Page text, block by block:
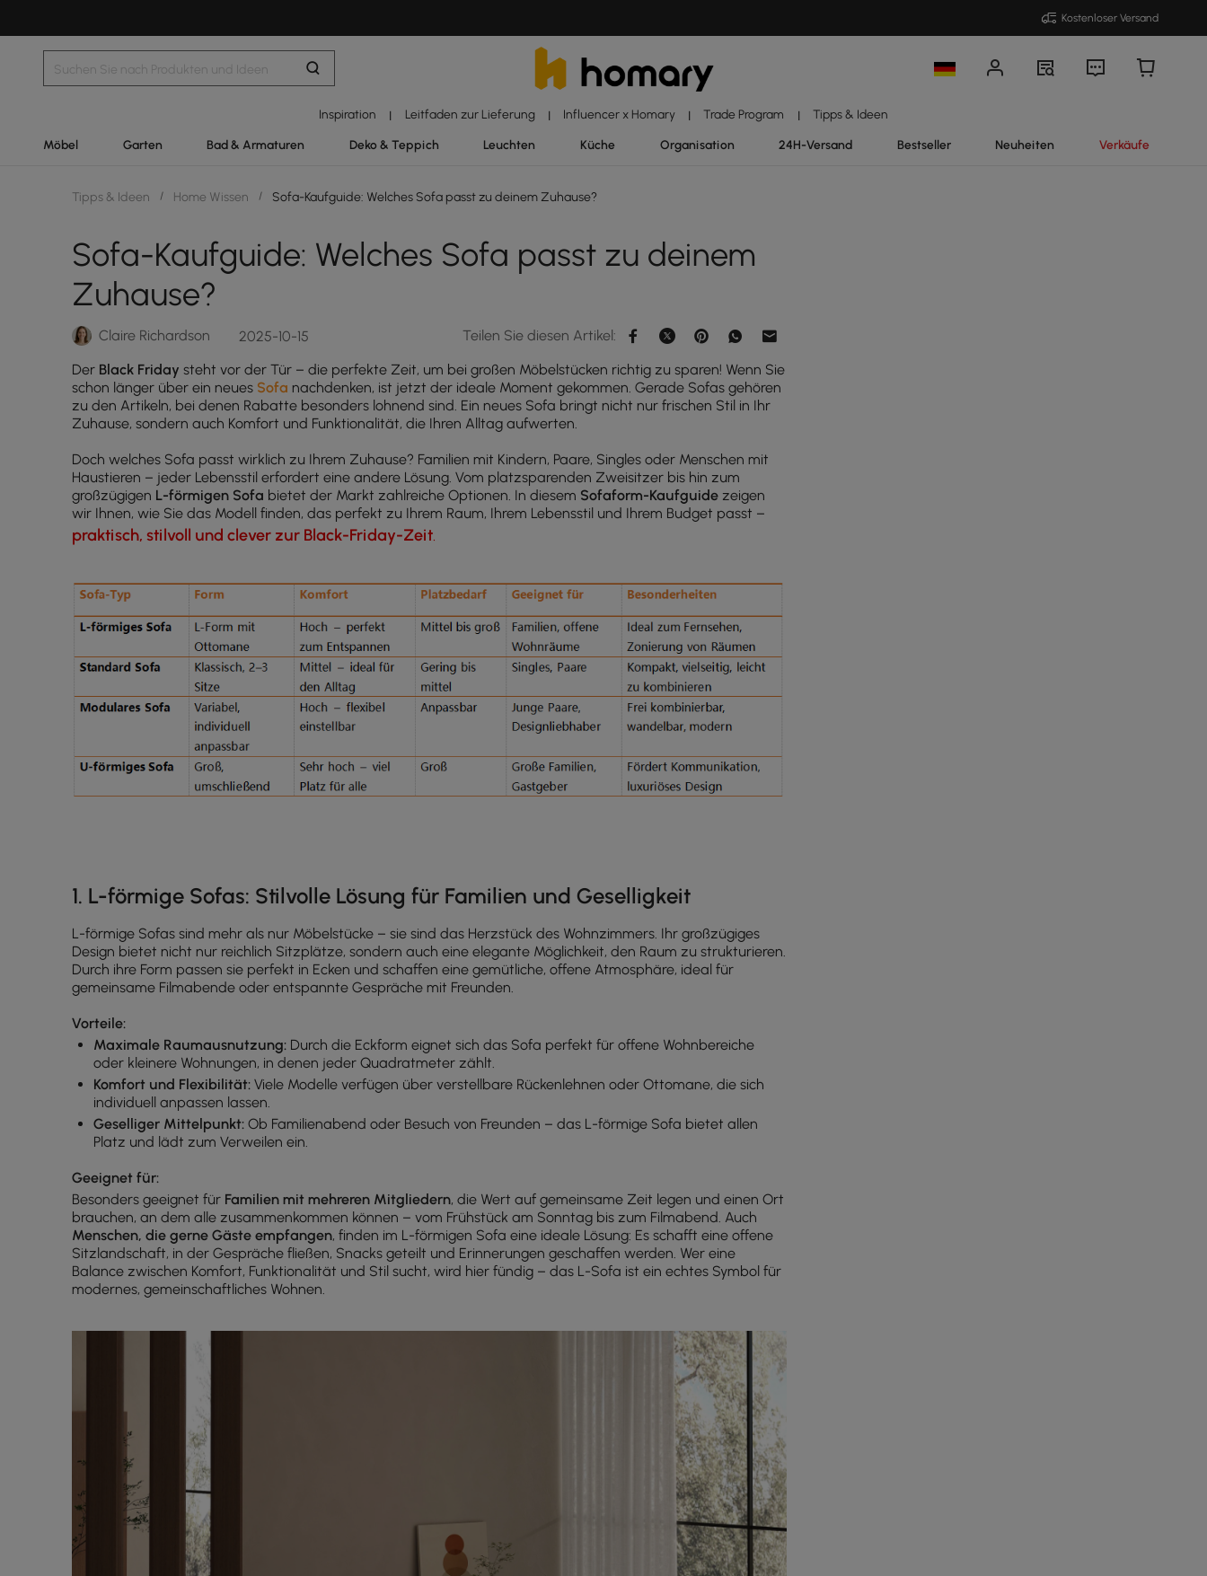
Kostenloser Versand
Inspiration | Leitfaden zur Lieferung | Influencer x Homary | Trade Program | Tipps & Ideen
Möbel Garten Bad & Armaturen Deko & Teppich Leuchten Küche Organisation 24H-Versand Bestseller Neuheiten Verkäufe
Tipps & Ideen / Home Wissen / Sofa-Kaufguide: Welches Sofa passt zu deinem Zuhause?
Sofa-Kaufguide: Welches Sofa passt zu deinem
Zuhause?
Claire Richardson 2025-10-15
Teilen Sie diesen Artikel:
Der Black Friday steht vor der Tür – die perfekte Zeit, um bei großen Möbelstücken richtig zu sparen! Wenn Sie
schon länger über ein neues Sofa nachdenken, ist jetzt der ideale Moment gekommen. Gerade Sofas gehören
zu den Artikeln, bei denen Rabatte besonders lohnend sind. Ein neues Sofa bringt nicht nur frischen Stil in Ihr
Zuhause, sondern auch Komfort und Funktionalität, die Ihren Alltag aufwerten.
Doch welches Sofa passt wirklich zu Ihrem Zuhause? Familien mit Kindern, Paare, Singles oder Menschen mit
Haustieren – jeder Lebensstil erfordert eine andere Lösung. Vom platzsparenden Zweisitzer bis hin zum
großzügigen L-förmigen Sofa bietet der Markt zahlreiche Optionen. In diesem Sofaform-Kaufguide zeigen
wir Ihnen, wie Sie das Modell finden, das perfekt zu Ihrem Raum, Ihrem Lebensstil und Ihrem Budget passt –
praktisch, stilvoll und clever zur Black-Friday-Zeit.
1. L-förmige Sofas: Stilvolle Lösung für Familien und Geselligkeit
L-förmige Sofas sind mehr als nur Möbelstücke – sie sind das Herzstück des Wohnzimmers. Ihr großzügiges
Design bietet nicht nur reichlich Sitzplätze, sondern auch eine elegante Möglichkeit, den Raum zu strukturieren.
Durch ihre Form passen sie perfekt in Ecken und schaffen eine gemütliche, offene Atmosphäre, ideal für
gemeinsame Filmabende oder entspannte Gespräche mit Freunden.
Vorteile:
Maximale Raumausnutzung: Durch die Eckform eignet sich das Sofa perfekt für offene Wohnbereiche
oder kleinere Wohnungen, in denen jeder Quadratmeter zählt.
Komfort und Flexibilität: Viele Modelle verfügen über verstellbare Rückenlehnen oder Ottomane, die sich
individuell anpassen lassen.
Geselliger Mittelpunkt: Ob Familienabend oder Besuch von Freunden – das L-förmige Sofa bietet allen
Platz und lädt zum Verweilen ein.
Geeignet für:
Besonders geeignet für Familien mit mehreren Mitgliedern, die Wert auf gemeinsame Zeit legen und einen Ort
brauchen, an dem alle zusammenkommen können – vom Frühstück am Sonntag bis zum Filmabend. Auch
Menschen, die gerne Gäste empfangen, finden im L-förmigen Sofa eine ideale Lösung: Es schafft eine offene
Sitzlandschaft, in der Gespräche fließen, Snacks geteilt und Erinnerungen geschaffen werden. Wer eine
Balance zwischen Komfort, Funktionalität und Stil sucht, wird hier fündig – das L-Sofa ist ein echtes Symbol für
modernes, gemeinschaftliches Wohnen.